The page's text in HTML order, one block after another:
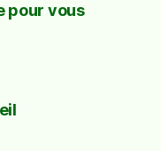
pour vous